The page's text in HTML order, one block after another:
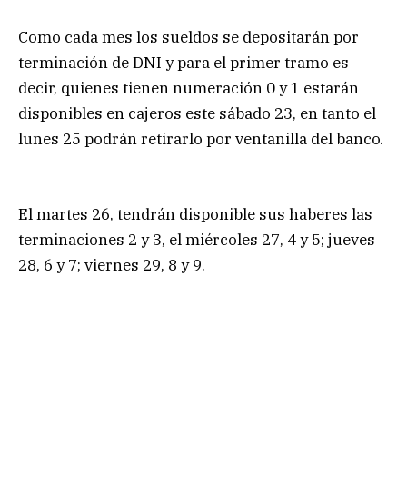
Como cada mes los sueldos se depositarán por
terminación de DNI y para el primer tramo es
decir, quienes tienen numeración 0 y 1 estarán
disponibles en cajeros este sábado 23, en tanto el
lunes 25 podrán retirarlo por ventanilla del banco.
El martes 26, tendrán disponible sus haberes las
terminaciones 2 y 3, el miércoles 27, 4 y 5; jueves
28, 6 y 7; viernes 29, 8 y 9.